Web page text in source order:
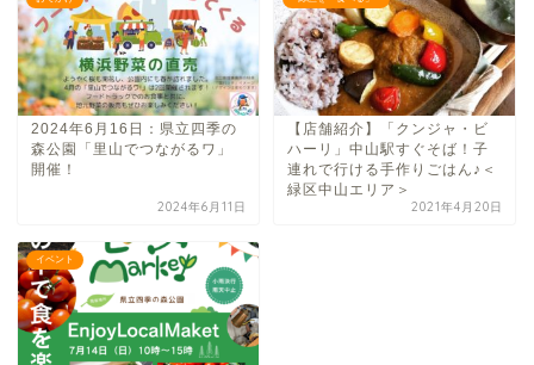
2024年6月16日：県立四季の
森公園「里山でつながるワ」
開催！
2024年6月11日
【店舗紹介】「クンジャ・ビ
ハーリ」中山駅すぐそば！子
連れで行ける手作りごはん♪＜
緑区中山エリア＞
2021年4月20日
イベント